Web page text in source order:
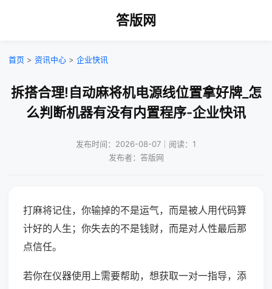
答版网
首页 > 资讯中心 > 企业快讯
拆搭合理!自动麻将机电源线位置拿好牌_怎
么判断机器有没有内置程序-企业快讯
发布时间：2026-08-07｜阅读：1
发布者：答版网
打麻将记住，你输掉的不是运气，而是被人用代码算
计好的人生；你失去的不是钱财，而是对人性最后那
点信任。
若你在仪器使用上需要帮助，想获取一对一指导，添